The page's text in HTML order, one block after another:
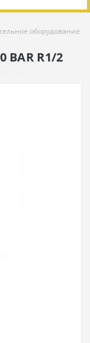
оборудование
BAR R1/2